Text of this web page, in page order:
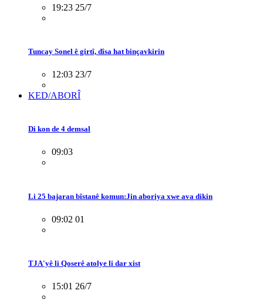
19:23 25/7
Tuncay Sonel ê girtî, dîsa hat binçavkirin
12:03 23/7
KED/ABORÎ
Di kon de 4 demsal
09:03
Li 25 bajaran bîstanê komun:Jin aboriya xwe ava dikin
09:02 01
TJA'yê li Qoserê atolye li dar xist
15:01 26/7